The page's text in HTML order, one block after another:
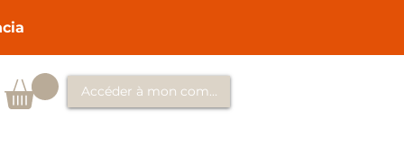
Accéder à mon compte